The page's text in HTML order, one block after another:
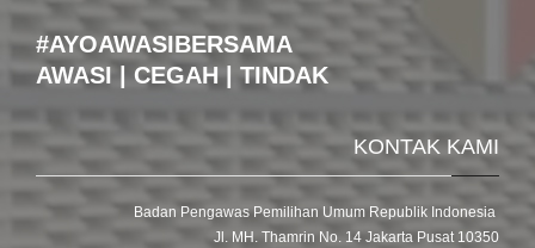
#AYOAWASIBERSAMA
AWASI | CEGAH | TINDAK
KONTAK KAMI
Badan Pengawas Pemilihan Umum Republik Indonesia
Jl. MH. Thamrin No. 14 Jakarta Pusat 10350